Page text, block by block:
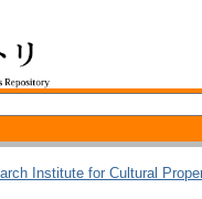
Institute for Cultural